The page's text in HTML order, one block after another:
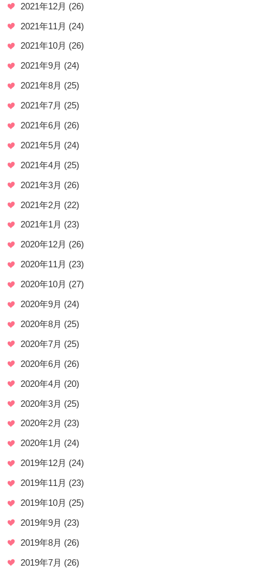
2021年12月 (26)
2021年11月 (24)
2021年10月 (26)
2021年9月 (24)
2021年8月 (25)
2021年7月 (25)
2021年6月 (26)
2021年5月 (24)
2021年4月 (25)
2021年3月 (26)
2021年2月 (22)
2021年1月 (23)
2020年12月 (26)
2020年11月 (23)
2020年10月 (27)
2020年9月 (24)
2020年8月 (25)
2020年7月 (25)
2020年6月 (26)
2020年4月 (20)
2020年3月 (25)
2020年2月 (23)
2020年1月 (24)
2019年12月 (24)
2019年11月 (23)
2019年10月 (25)
2019年9月 (23)
2019年8月 (26)
2019年7月 (26)